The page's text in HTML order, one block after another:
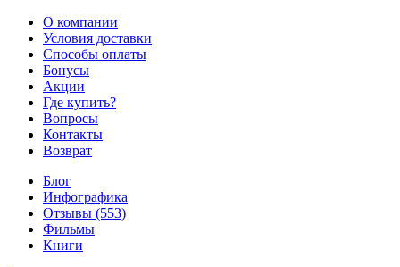
О компании
Условия доставки
Способы оплаты
Бонусы
Акции
Где купить?
Вопросы
Контакты
Возврат
Блог
Инфографика
Отзывы (553)
Фильмы
Книги